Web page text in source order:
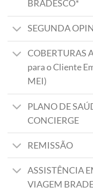
BRADESCO*
SEGUNDA
COBERTURAS
para o Cliente
MEI)
PLANO DE
CONCIERGE
REMISSÃO
ASSISTÊNCIA
VIAGEM